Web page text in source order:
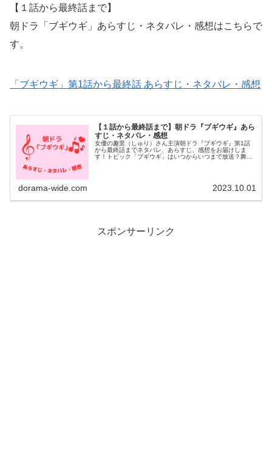
【１話から最終話まで】
朝ドラ「ブギウギ」あらすじ・ネタバレ・感想はこちらで
す。
「ブギウギ」第1話から最終話 あらすじ・ネタバレ・感想
【１話から最終話まで】朝ドラ『ブギウギ』あら
すじ・ネタバレ・感想
女優の趣里（しゅり）さん主演朝ドラ『ブギウギ』第1話
から最終話までネタバレ、あらすじ、感想をお届けしま
す！トピック「ブギウギ」はいつからいつまで放送？舞台
dorama-wide.com 2023.10.01
スポンサーリンク